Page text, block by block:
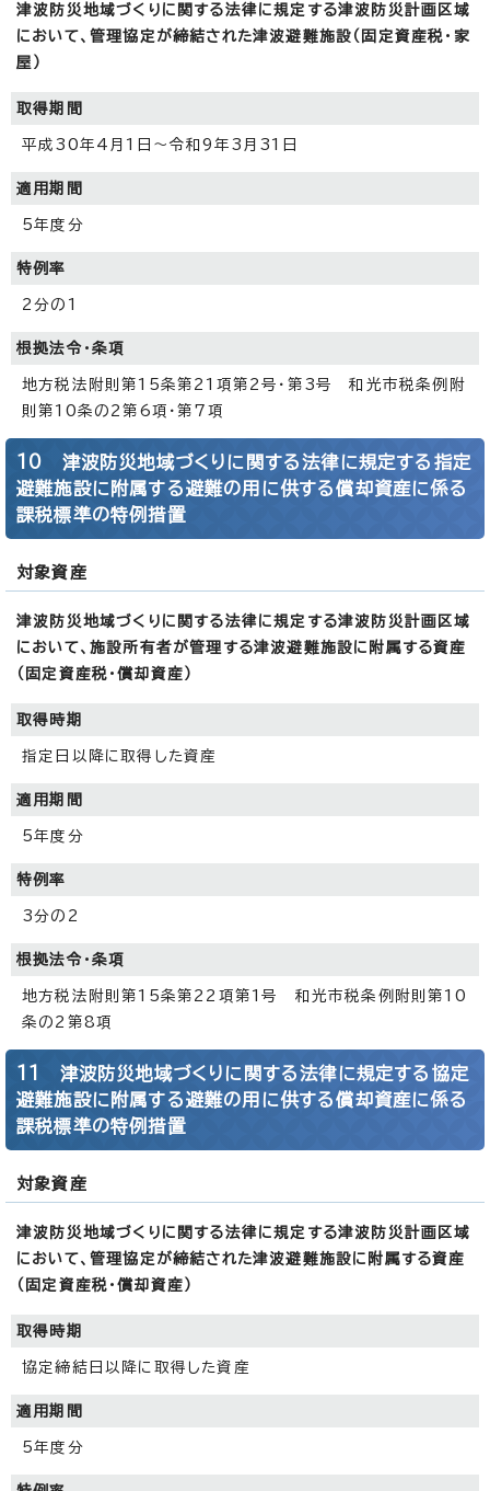
津波防災地域づくりに関する法律に規定する津波防災計画区域
において、管理協定が締結された津波避難施設（固定資産税・家
屋）
取得期間
平成30年4月1日～令和9年3月31日
適用期間
5年度分
特例率
2分の1
根拠法令・条項
地方税法附則第15条第21項第2号・第3号 和光市税条例附
則第10条の2第6項・第7項
10 津波防災地域づくりに関する法律に規定する指定
避難施設に附属する避難の用に供する償却資産に係る
課税標準の特例措置
対象資産
津波防災地域づくりに関する法律に規定する津波防災計画区域
において、施設所有者が管理する津波避難施設に附属する資産
（固定資産税・償却資産）
取得時期
指定日以降に取得した資産
適用期間
5年度分
特例率
3分の2
根拠法令・条項
地方税法附則第15条第22項第1号 和光市税条例附則第10
条の2第8項
11 津波防災地域づくりに関する法律に規定する協定
避難施設に附属する避難の用に供する償却資産に係る
課税標準の特例措置
対象資産
津波防災地域づくりに関する法律に規定する津波防災計画区域
において、管理協定が締結された津波避難施設に附属する資産
（固定資産税・償却資産）
取得時期
協定締結日以降に取得した資産
適用期間
5年度分